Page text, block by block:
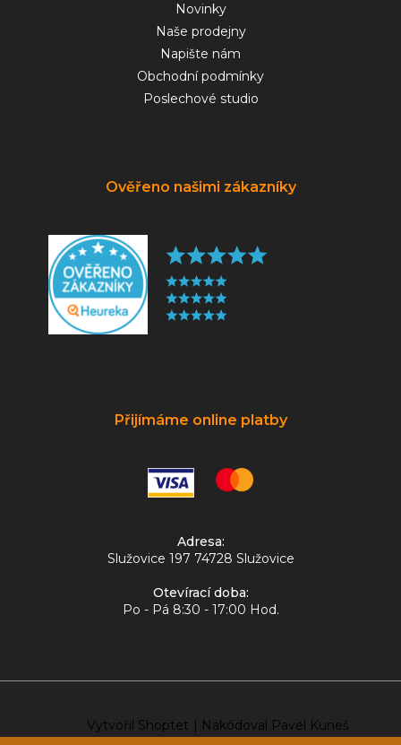
Novinky
Naše prodejny
Napište nám
Obchodní podmínky
Poslechové studio
Ověřeno našimi zákazníky
Přijímáme online platby
Adresa:
Služovice 197 74728 Služovice
Otevírací doba:
Po - Pá 8:30 - 17:00 Hod.
Vytvořil Shoptet | Nakódoval Pavel Kuneš